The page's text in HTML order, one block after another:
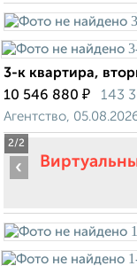
2/2
3-к квартира,
10 546 880 ₽ 143
Агентство,
‹